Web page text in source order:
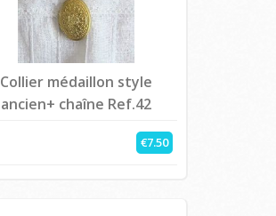
Collier médaillon style
ancien+ chaîne Ref.42
€7.50